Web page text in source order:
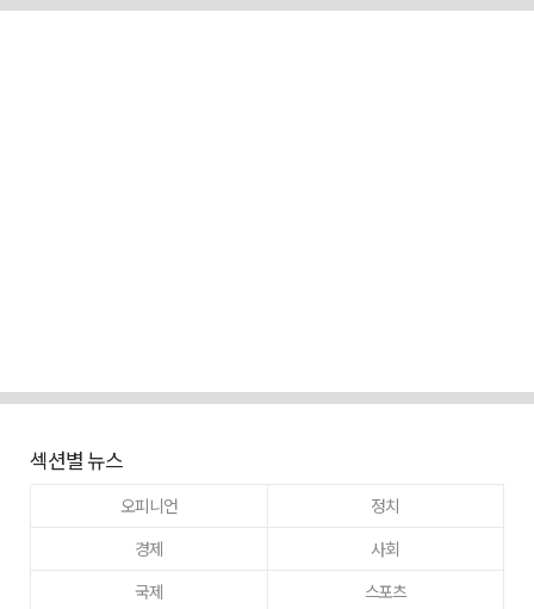
섹션별 뉴스
오피니언
정치
경제
사회
국제
스포츠